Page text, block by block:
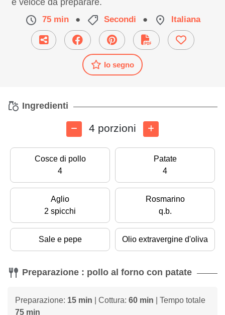
e veloce da preparare.
75 min ● Secondi ● Italiana
Io segno
Ingredienti
4 porzioni
Cosce di pollo
4
Patate
4
Aglio
2 spicchi
Rosmarino
q.b.
Sale e pepe Olio extravergine d'oliva
Preparazione : pollo al forno con patate
Preparazione: 15 min | Cottura: 60 min | Tempo totale
75 min